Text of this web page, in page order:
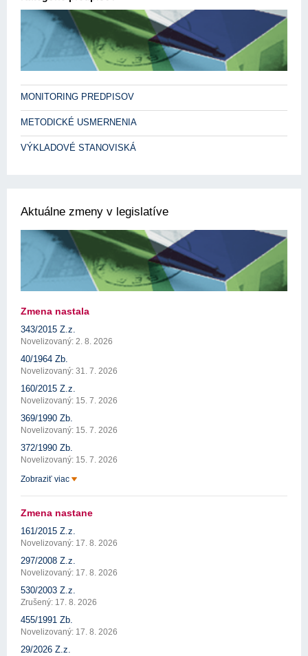
MONITORING PREDPISOV
METODICKÉ USMERNENIA
VÝKLADOVÉ STANOVISKÁ
Aktuálne zmeny v legislatíve
Zmena nastala
343/2015 Z.z.
Novelizovaný: 2. 8. 2026
40/1964 Zb.
Novelizovaný: 31. 7. 2026
160/2015 Z.z.
Novelizovaný: 15. 7. 2026
369/1990 Zb.
Novelizovaný: 15. 7. 2026
372/1990 Zb.
Novelizovaný: 15. 7. 2026
Zobraziť viac
Zmena nastane
161/2015 Z.z.
Novelizovaný: 17. 8. 2026
297/2008 Z.z.
Novelizovaný: 17. 8. 2026
530/2003 Z.z.
Zrušený: 17. 8. 2026
455/1991 Zb.
Novelizovaný: 17. 8. 2026
29/2026 Z.z.